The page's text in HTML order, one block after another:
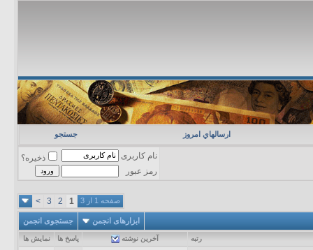
ارسالهاي امروز جستجو
نام کاربری
ذخیره؟
رمز عبور
صفحه 1 از 3 1
2
3
>
ابزارهای انجمن جستجوی انجمن
رتبه آخرين نوشته پاسخ ها نمایش ها